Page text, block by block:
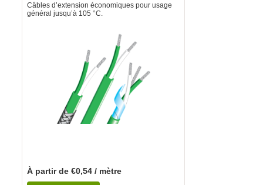
Câbles d’extension économiques pour usage
général jusqu’à 105 °C.
À partir de €0,54 / mètre